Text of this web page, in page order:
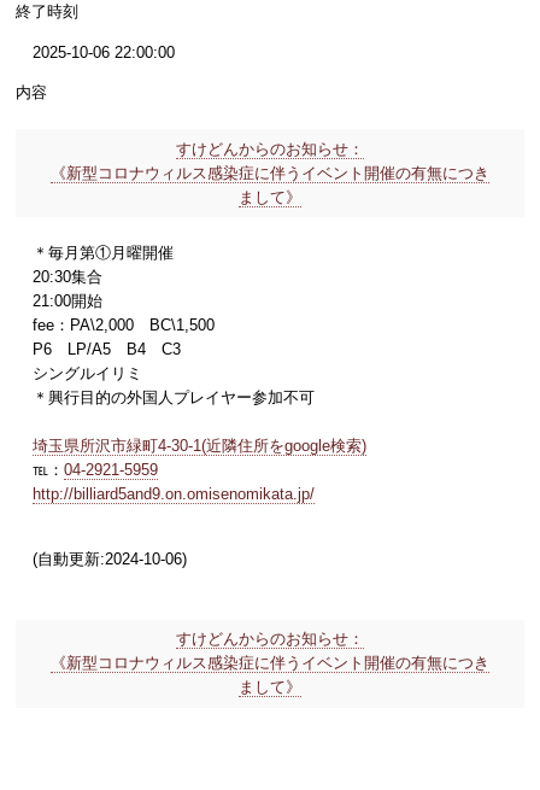
終了時刻
2025-10-06 22:00:00
内容
すけどんからのお知らせ：
《新型コロナウィルス感染症に伴うイベント開催の有無につき
まして》
＊毎月第①月曜開催
20:30集合
21:00開始
fee：PA\2,000 BC\1,500
P6 LP/A5 B4 C3
シングルイリミ
＊興行目的の外国人プレイヤー参加不可
埼玉県所沢市緑町4-30-1(近隣住所をgoogle検索)
℡： 04-2921-5959
http://billiard5and9.on.omisenomikata.jp/
(自動更新:2024-10-06)
すけどんからのお知らせ：
《新型コロナウィルス感染症に伴うイベント開催の有無につき
まして》